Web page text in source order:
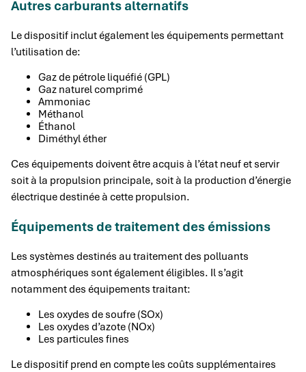
Autres carburants alternatifs
Le dispositif inclut également les équipements permettant
l’utilisation de:
Gaz de pétrole liquéfié (GPL)
Gaz naturel comprimé
Ammoniac
Méthanol
Éthanol
Diméthyl éther
Ces équipements doivent être acquis à l’état neuf et servir
soit à la propulsion principale, soit à la production d’énergie
électrique destinée à cette propulsion.
Équipements de traitement des émissions
Les systèmes destinés au traitement des polluants
atmosphériques sont également éligibles. Il s’agit
notamment des équipements traitant:
Les oxydes de soufre (SOx)
Les oxydes d’azote (NOx)
Les particules fines
Le dispositif prend en compte les coûts supplémentaires